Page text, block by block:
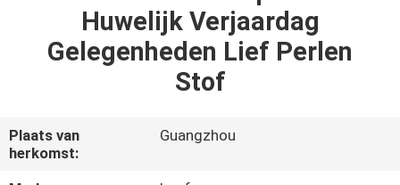
OVER
FABRIEKSREIS
Huwelijk Verjaardag
Gelegenheden Lief Perlen
Stof
Plaats van
herkomst:
Guangzhou